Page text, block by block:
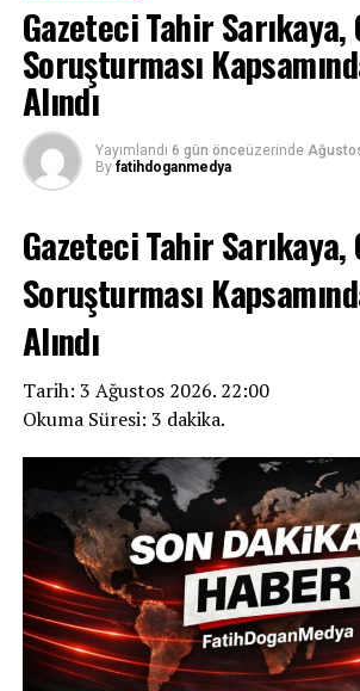
Gazeteci Tahir Sarıkaya,
Soruşturması
Alındı
Yayımlandı 6 gün önceüzerinde
By fatihdoganmedya
Gazeteci Tahir Sarıkaya,
Soruşturması
Alındı
Tarih: 3 Ağustos 2026. 22:00
Okuma Süresi: 3 dakika.